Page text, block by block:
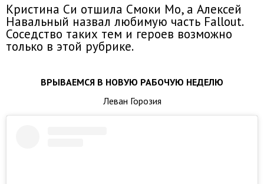
Кристина Си отшила Смоки Мо, а Алексей
Навальный назвал любимую часть Fallout.
Соседство таких тем и героев возможно
только в этой рубрике.
ВРЫВАЕМСЯ В НОВУЮ РАБОЧУЮ НЕДЕЛЮ
Леван Горозия